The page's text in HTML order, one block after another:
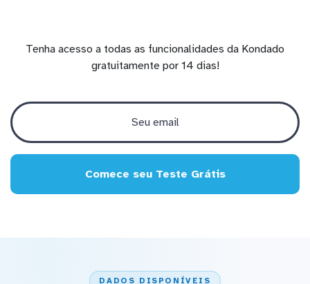
Tenha acesso a todas as funcionalidades da Kondado
gratuitamente por 14 dias!
Comece seu Teste Grátis
DADOS DISPONÍVEIS